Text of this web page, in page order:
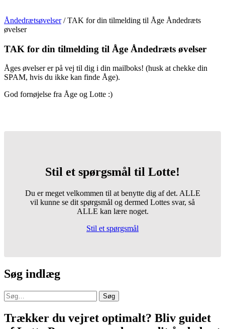
Åndedrætsøvelser/TAK for din tilmelding til Åge Åndedræts
øvelser
TAK for din tilmelding til Åge Åndedræts øvelser
Åges øvelser er på vej til dig i din mailboks! (husk at chekke din
SPAM, hvis du ikke kan finde Åge).
God fornøjelse fra Åge og Lotte :)
Stil et spørgsmål til Lotte!
Du er meget velkommen til at benytte dig af det. ALLE
vil kunne se dit spørgsmål og dermed Lottes svar, så
ALLE kan lære noget.
Stil et spørgsmål
Søg indlæg
Søg
Trækker du vejret optimalt? Bliv guidet